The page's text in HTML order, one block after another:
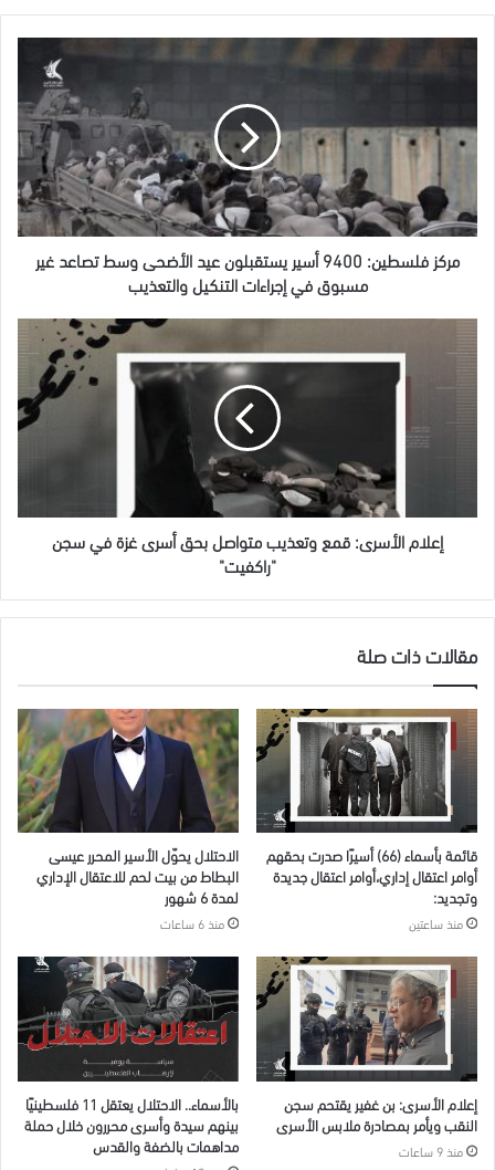
فلسطين:
يستقبلون
الأضحى
وسط
تصاعد
إجراءات
التنكيل
مركز فلسطين: 9400 أسير يستقبلون عيد الأضحى وسط تصاعد غير
مسبوق في إجراءات التنكيل والتعذيب
الأسرى:
في
"راكفيت"
إعلام الأسرى: قمع وتعذيب متواصل بحق أسرى غزة في سجن
"راكفيت"
مقالات ذات صلة
قائمة بأسماء (66) أسيرًا صدرت بحقهم
أوامر اعتقال إداري،أوامر اعتقال جديدة
وتجديد:
منذ ساعتين
الاحتلال يحوّل الأسير المحرر عيسى
البطاط من بيت لحم للاعتقال الإداري
لمدة 6 شهور
منذ 6 ساعات
إعلام الأسرى: بن غفير يقتحم سجن
النقب ويأمر بمصادرة ملابس الأسرى
منذ 9 ساعات
بالأسماء.. الاحتلال يعتقل 11 فلسطينيًا
بينهم سيدة وأسرى محررون خلال حملة
مداهمات بالضفة والقدس